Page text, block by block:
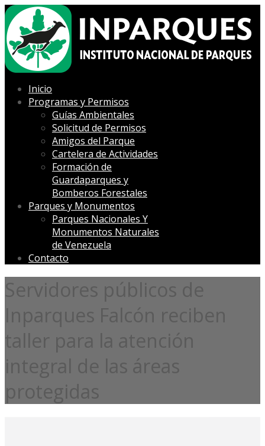
Inicio
Programas y Permisos
Guías Ambientales
Solicitud de Permisos
Amigos del Parque
Cartelera de Actividades
Formación de
Guardaparques y
Bomberos Forestales
Parques y Monumentos
Parques Nacionales Y
Monumentos Naturales
de Venezuela
Contacto
Servidores públicos de
Inparques Falcón reciben
taller para la atención
integral de las áreas
protegidas